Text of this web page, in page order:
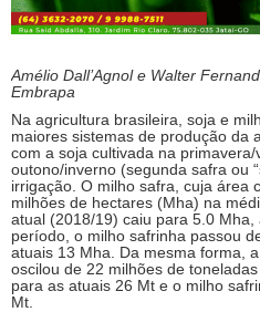
Amélio Dall’Agnol e Walter
Embrapa
Na agricultura brasileira, soja e
maiores sistemas de produção da
com a soja cultivada na
outono/inverno (segunda safra ou
irrigação. O milho safra, cuja área
milhões de hectares (Mha) na
atual (2018/19) caiu para 5.0
período, o milho safrinha passou
atuais 13 Mha. Da mesma forma,
oscilou de 22 milhões de
para as atuais 26 Mt e o milho
Mt.